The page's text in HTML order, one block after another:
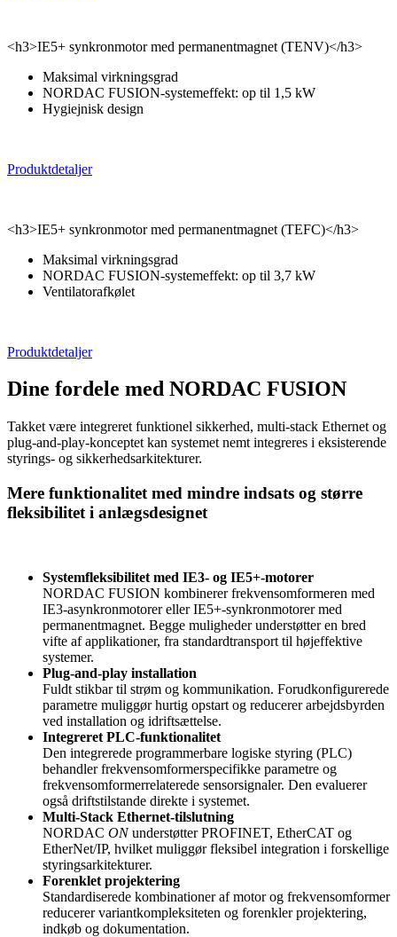
<h3>IE5+ synkronmotor med permanentmagnet (TENV)</h3>
Maksimal virkningsgrad
NORDAC FUSION-systemeffekt: op til 1,5 kW
Hygiejnisk design
Produktdetaljer
<h3>IE5+ synkronmotor med permanentmagnet (TEFC)</h3>
Maksimal virkningsgrad
NORDAC FUSION-systemeffekt: op til 3,7 kW
Ventilatorafkølet
Produktdetaljer
Dine fordele med NORDAC FUSION
Takket være integreret funktionel sikkerhed, multi-stack Ethernet og
plug-and-play-konceptet kan systemet nemt integreres i eksisterende
styrings- og sikkerhedsarkitekturer.
Mere funktionalitet med mindre indsats og større
fleksibilitet i anlægsdesignet
Systemfleksibilitet med IE3- og IE5+-motorer
NORDAC FUSION kombinerer frekvensomformeren med
IE3-asynkronmotorer eller IE5+-synkronmotorer med
permanentmagnet. Begge muligheder understøtter en bred
vifte af applikationer, fra standardtransport til højeffektive
systemer.
Plug-and-play installation
Fuldt stikbar til strøm og kommunikation. Forudkonfigurerede
parametre muliggør hurtig opstart og reducerer arbejdsbyrden
ved installation og idriftsættelse.
Integreret PLC-funktionalitet
Den integrerede programmerbare logiske styring (PLC)
behandler frekvensomformerspecifikke parametre og
frekvensomformerrelaterede sensorsignaler. Den evaluerer
også driftstilstande direkte i systemet.
Multi-Stack Ethernet-tilslutning
NORDAC ONunderstøtter PROFINET, EtherCAT og
EtherNet/IP, hvilket muliggør fleksibel integration i forskellige
styringsarkitekturer.
Forenklet projektering
Standardiserede kombinationer af motor og frekvensomformer
reducerer variantkompleksiteten og forenkler projektering,
indkøb og dokumentation.